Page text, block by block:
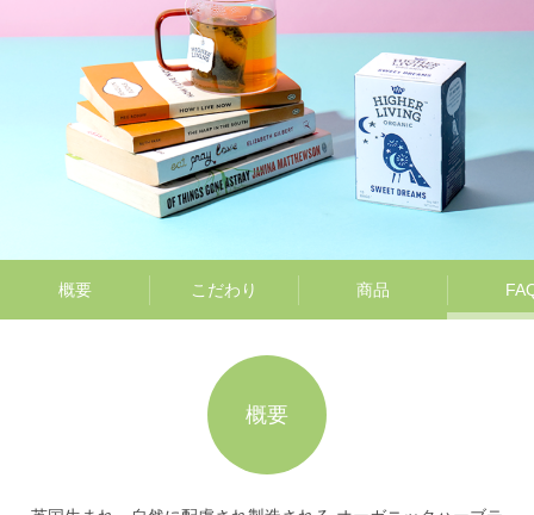
概要 こだわり 商品
概要